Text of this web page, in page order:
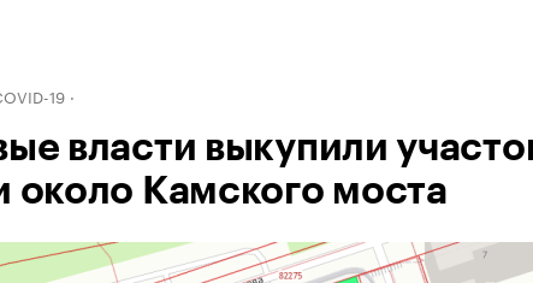
19
власти выкупили
около Камского моста